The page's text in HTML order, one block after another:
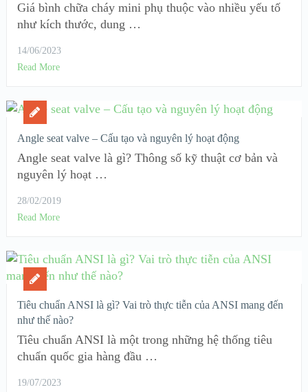
Giá bình chữa cháy mini phụ thuộc vào nhiều yếu tố
như kích thước, dung …
14/06/2023
Read More
Angle seat valve – Cấu tạo và nguyên lý hoạt động
Angle seat valve là gì? Thông số kỹ thuật cơ bản và
nguyên lý hoạt …
28/02/2019
Read More
Tiêu chuẩn ANSI là gì? Vai trò thực tiễn của ANSI mang đến
như thế nào?
Tiêu chuẩn ANSI là một trong những hệ thống tiêu
chuẩn quốc gia hàng đầu …
19/07/2023